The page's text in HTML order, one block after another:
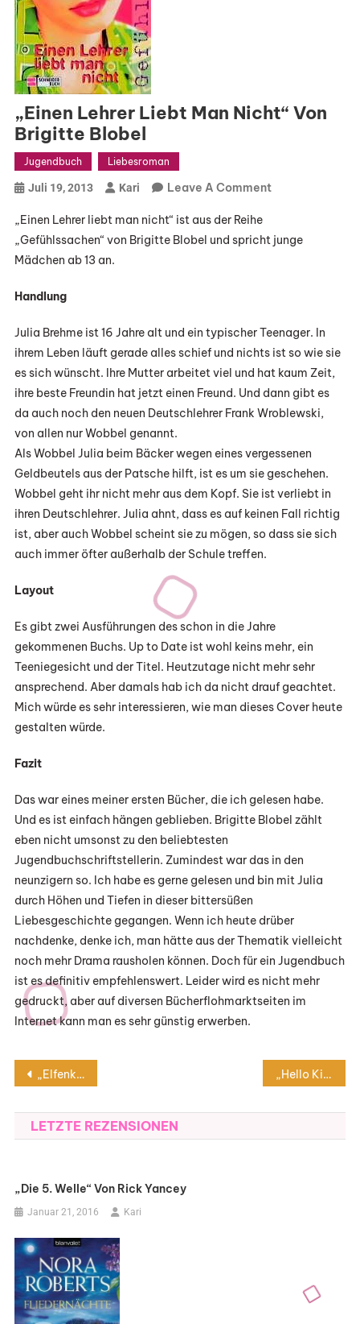
„Einen Lehrer Liebt Man Nicht“ Von
Brigitte Blobel
Jugendbuch Liebesroman
Juli 19, 2013 Kari Leave A CommentOn
Liebt
Brigitte
Blobel
„Einen Lehrer liebt man nicht“ ist aus der Reihe
„Gefühlssachen“ von Brigitte Blobel und spricht junge
Mädchen ab 13 an.
Handlung
Julia Brehme ist 16 Jahre alt und ein typischer Teenager. In
ihrem Leben läuft gerade alles schief und nichts ist so wie sie
es sich wünscht. Ihre Mutter arbeitet viel und hat kaum Zeit,
ihre beste Freundin hat jetzt einen Freund. Und dann gibt es
da auch noch den neuen Deutschlehrer Frank Wroblewski,
von allen nur Wobbel genannt.
Als Wobbel Julia beim Bäcker wegen eines vergessenen
Geldbeutels aus der Patsche hilft, ist es um sie geschehen.
Wobbel geht ihr nicht mehr aus dem Kopf. Sie ist verliebt in
ihren Deutschlehrer. Julia ahnt, dass es auf keinen Fall richtig
ist, aber auch Wobbel scheint sie zu mögen, so dass sie sich
auch immer öfter außerhalb der Schule treffen.
Layout
Es gibt zwei Ausführungen des schon in die Jahre
gekommenen Buchs. Up to Date ist wohl keins mehr, ein
Teeniegesicht und der Titel. Heutzutage nicht mehr sehr
ansprechend. Aber damals hab ich da nicht drauf geachtet.
Mich würde es sehr interessieren, wie man dieses Cover heute
gestalten würde.
Fazit
Das war eines meiner ersten Bücher, die ich gelesen habe.
Und es ist einfach hängen geblieben. Brigitte Blobel zählt
eben nicht umsonst zu den beliebtesten
Jugendbuchschriftstellerin. Zumindest war das in den
neunzigern so. Ich habe es gerne gelesen und bin mit Julia
durch Höhen und Tiefen in dieser bittersüßen
Liebesgeschichte gegangen. Wenn ich heute drüber
nachdenke, denke ich, man hätte aus der Thematik vielleicht
noch mehr Drama rausholen können. Doch für ein Jugendbuch
ist es definitiv empfehlenswert. Leider wird es nicht mehr
gedruckt, aber auf diversen Bücherflohmarktseiten im
Internet kann man es sehr günstig erwerben.
Beitragsnavigation
„Elfenkuss“ von Aprilynne Pike „Hello Kitty muss sterben“ von Angela S. Choi
LETZTE REZENSIONEN
„Die 5. Welle“ Von Rick Yancey
Januar 21, 2016 Kari